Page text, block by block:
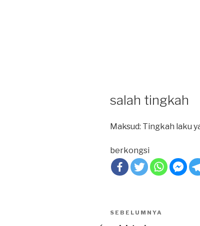
salah tingkah
Maksud: Tingkah laku
berkongsi
Post
Previous
SEBELUMNYA